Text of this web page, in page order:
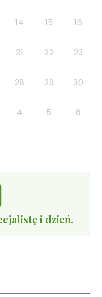
14 15 16
21 22 23
28 29 30
4 5 6
i dzień.